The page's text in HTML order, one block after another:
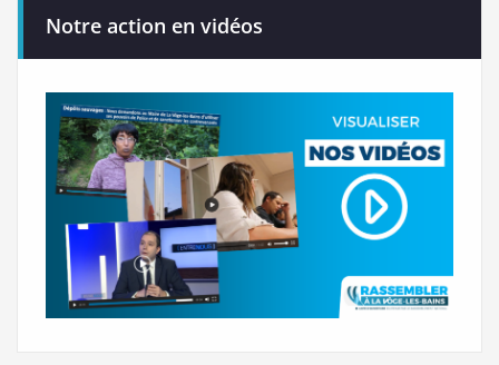
Notre action en vidéos